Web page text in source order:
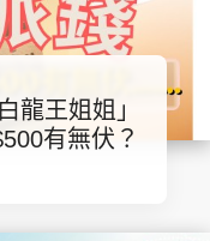
龍王姐姐」
有無伏？